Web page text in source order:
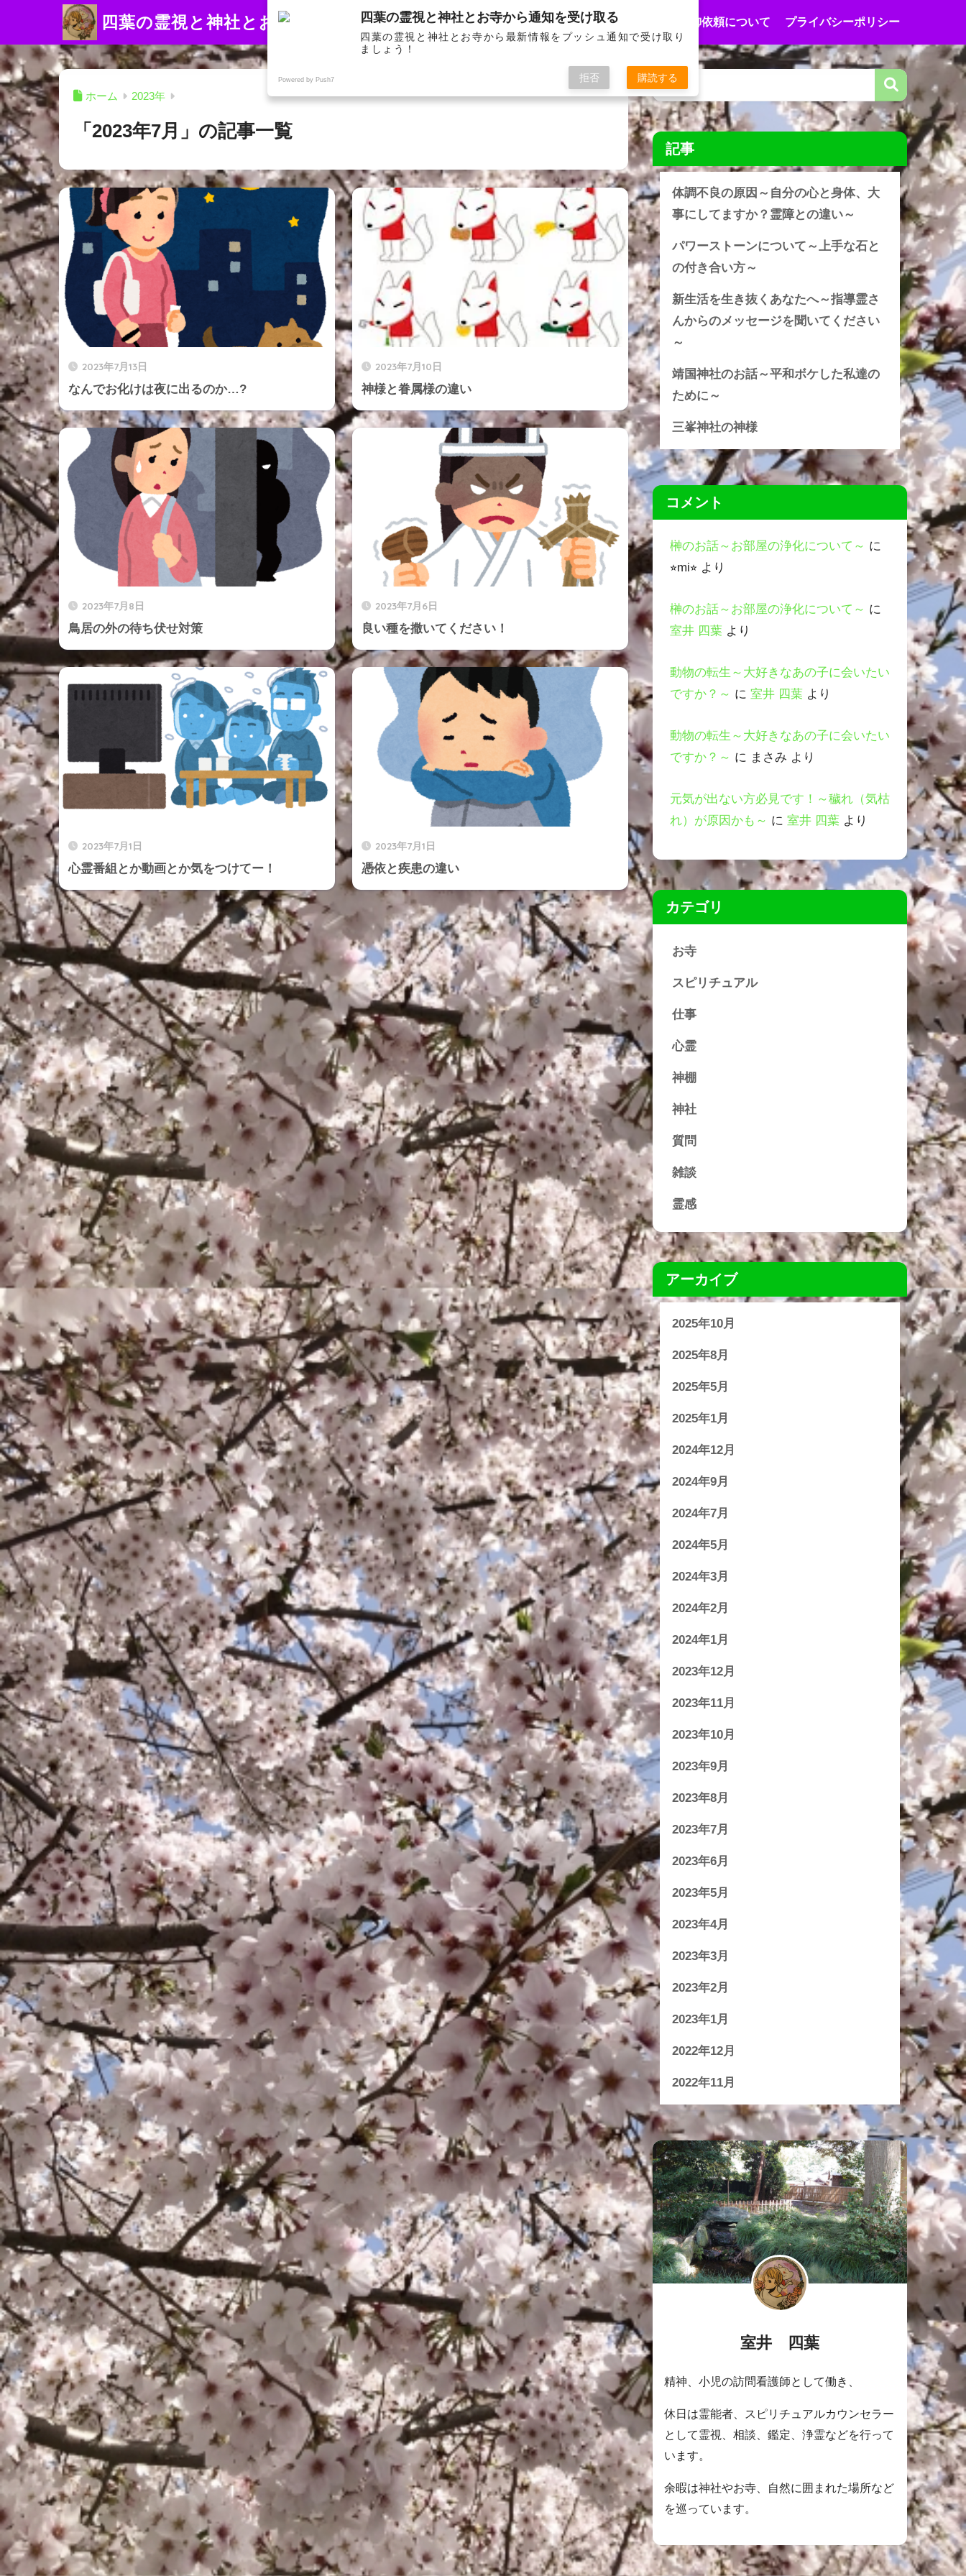
四葉の霊視と神社とお寺 お問い合わせ 御依頼について プライバシーポリシー
ホーム 2023年
「2023年7月」の記事一覧
2023年7月13日
なんでお化けは夜に出るのか…?
2023年7月10日
神様と眷属様の違い
2023年7月8日
鳥居の外の待ち伏せ対策
2023年7月6日
良い種を撒いてください！
2023年7月1日
心霊番組とか動画とか気をつけてー！
2023年7月1日
憑依と疾患の違い
記事
体調不良の原因～自分の心と身体、大
事にしてますか？霊障との違い～
パワーストーンについて～上手な石と
の付き合い方～
新生活を生き抜くあなたへ～指導霊さ
んからのメッセージを聞いてください
～
靖国神社のお話～平和ボケした私達の
ために～
三峯神社の神様
コメント
榊のお話～お部屋の浄化について～ に
⭐︎mi⭐︎ より
榊のお話～お部屋の浄化について～ に
室井 四葉 より
動物の転生～大好きなあの子に会いたい
ですか？～ に 室井 四葉 より
動物の転生～大好きなあの子に会いたい
ですか？～ に まさみ より
元気が出ない方必見です！～穢れ（気枯
れ）が原因かも～ に 室井 四葉 より
カテゴリ
お寺
スピリチュアル
仕事
心霊
神棚
神社
質問
雑談
霊感
アーカイブ
2025年10月
2025年8月
2025年5月
2025年1月
2024年12月
2024年9月
2024年7月
2024年5月
2024年3月
2024年2月
2024年1月
2023年12月
2023年11月
2023年10月
2023年9月
2023年8月
2023年7月
2023年6月
2023年5月
2023年4月
2023年3月
2023年2月
2023年1月
2022年12月
2022年11月
室井 四葉
精神、小児の訪問看護師として働き、
休日は霊能者、スピリチュアルカウンセラー
として霊視、相談、鑑定、浄霊などを行って
います。
余暇は神社やお寺、自然に囲まれた場所など
を巡っています。
四葉の霊視と神社とお寺から通知を受け取る
四葉の霊視と神社とお寺から最新情報をプッシュ通知で受け取り
ましょう！
Powered by Push7 拒否 購読する